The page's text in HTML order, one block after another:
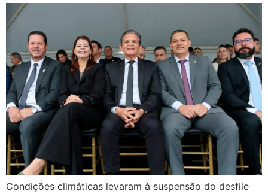
Condições climáticas levaram à suspensão do desfile